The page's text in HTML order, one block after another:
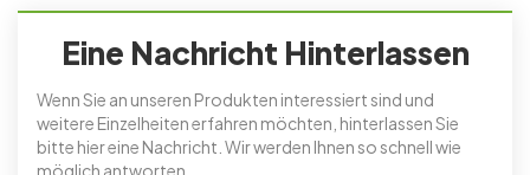
Eine Nachricht Hinterlassen
Wenn Sie an unseren Produkten interessiert sind und
weitere Einzelheiten erfahren möchten, hinterlassen Sie
bitte hier eine Nachricht. Wir werden Ihnen so schnell wie